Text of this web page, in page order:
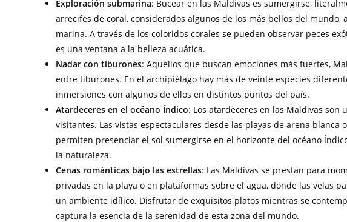
Exploración submarina: Bucear en las Maldivas es sumergirse,
arrecifes de coral, considerados algunos de los más bellos del
marina. A través de los coloridos corales se pueden observar peces
es una ventana a la belleza acuática.
Nadar con tiburones: Aquellos que buscan emociones más fuertes,
entre tiburones. En el archipiélago hay más de veinte especies
inmersiones con algunos de ellos en distintos puntos del país.
Atardeceres en el océano Índico: Los atardeceres en las Maldivas
visitantes. Las vistas espectaculares desde las playas de arena blanca
permiten presenciar el sol sumergirse en el horizonte del océano
la naturaleza.
Cenas románticas bajo las estrellas: Las Maldivas se prestan para
privadas en la playa o en plataformas sobre el agua, donde las velas
un ambiente idílico. Disfrutar de exquisitos platos mientras se
captura la esencia de la serenidad de esta zona del mundo.